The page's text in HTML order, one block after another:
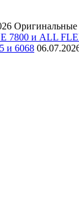
Оригинальные
7800 и ALL
и 6068